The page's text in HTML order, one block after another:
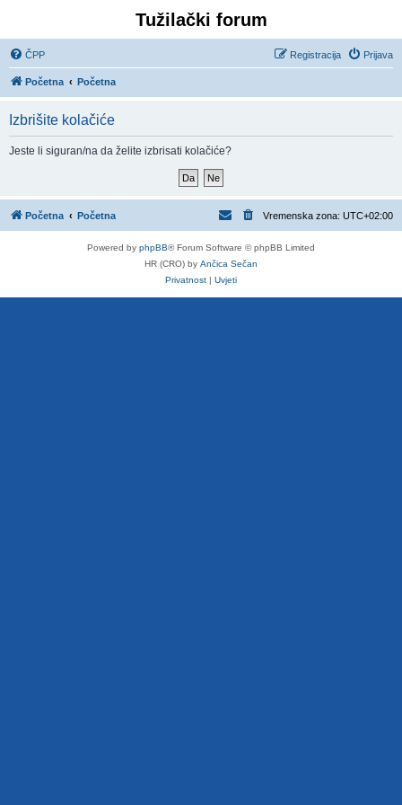
Tužilački forum
ČPP Prijava
Registracija
Početna Početna
Izbrišite kolačiće
Jeste li siguran/na da želite izbrisati kolačiće?
Početna Početna Vremenska zona: UTC+02:00
Powered by phpBB® Forum Software © phpBB Limited
HR (CRO) by Ančica Sečan
Privatnost | Uvjeti